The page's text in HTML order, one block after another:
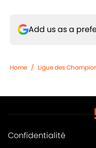
Add us as a
Home / Ligue des
Confidentialité